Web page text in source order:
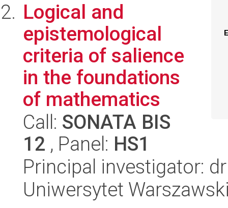
Logical and
epistemological
criteria of salience
in the foundations
of mathematics
Call: SONATA BIS
12 , Panel: HS1
Principal investigator:
Uniwersytet